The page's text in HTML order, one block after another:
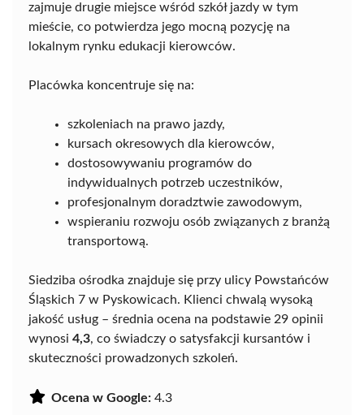
zajmuje drugie miejsce wśród szkół jazdy w tym
mieście, co potwierdza jego mocną pozycję na
lokalnym rynku edukacji kierowców.
Placówka koncentruje się na:
szkoleniach na prawo jazdy,
kursach okresowych dla kierowców,
dostosowywaniu programów do
indywidualnych potrzeb uczestników,
profesjonalnym doradztwie zawodowym,
wspieraniu rozwoju osób związanych z branżą
transportową.
Siedziba ośrodka znajduje się przy ulicy Powstańców
Śląskich 7 w Pyskowicach. Klienci chwalą wysoką
jakość usług – średnia ocena na podstawie 29 opinii
wynosi 4,3, co świadczy o satysfakcji kursantów i
skuteczności prowadzonych szkoleń.
Ocena w Google: 4.3